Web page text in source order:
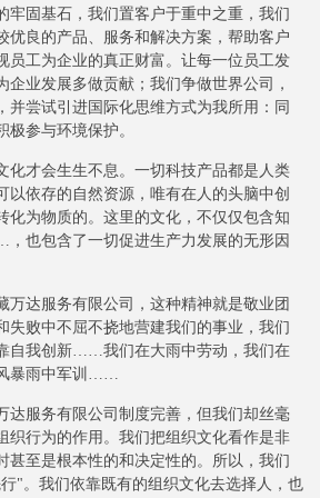
牢固基石，我们置客户于重中之重，我们
优良的产品、服务和解决方案，帮助客户
员工为企业的真正财富。让每一位员工发
企业发展多做贡献；我们争做世界公司，
并尝试引进国际化思维方式为我所用：同
极参与环境保护。
化才会生生不息。一切科技产品都是人类
以依存的自然资源，唯有在人的头脑中创
化为物质的。这里的文化，不仅仅包含知
也包含了一切促进生产力发展的无形因
万达服务有限公司，这种精神就是敬业团
失败中不屈不挠地营建我们的事业，我们
自我创新……我们在大雨中劳动，我们在
暴雨中军训……
达服务有限公司制度完善，但我们却丝毫
织行为的作用。我们把组织文化看作是非
甚至是根本性的和决定性的。所以，我们
"。我们依靠既有的组织文化去选择人，也